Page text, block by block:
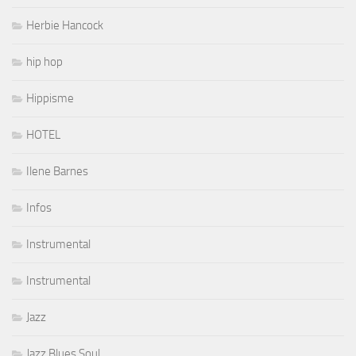
Herbie Hancock
hip hop
Hippisme
HOTEL
Ilene Barnes
Infos
Instrumental
Instrumental
Jazz